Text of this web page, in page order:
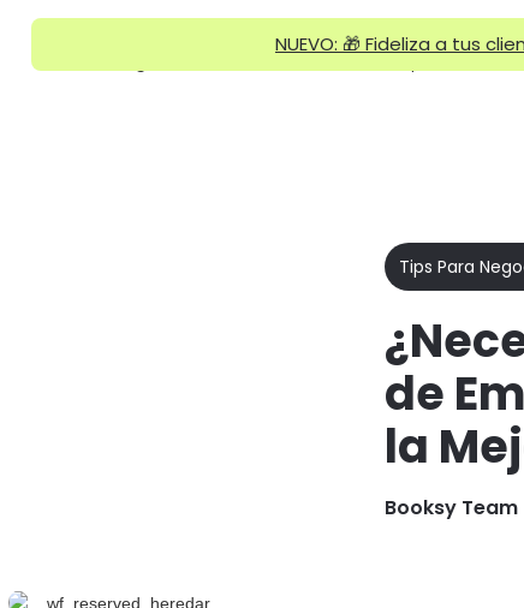
NUEVO: 🎁 Fideliza a tus
Software de Gestión de Empleados en Peluquería: La Mejor Solución | Booksy
Tips Para
de
la
Booksy Team